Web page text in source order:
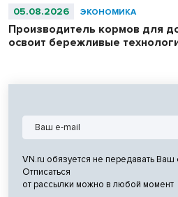
05.08.2026 ЭКОНОМИКА
Производитель кормов для
освоит бережливые
VN.ru обязуется не передавать Ваш
Отписаться
от рассылки можно в любой момент